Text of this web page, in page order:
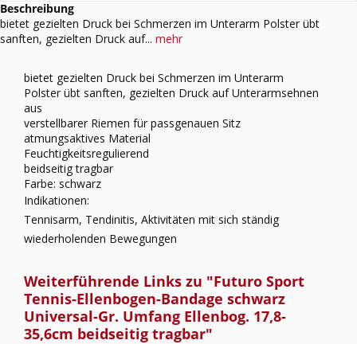
Beschreibung
bietet gezielten Druck bei Schmerzen im Unterarm Polster übt
sanften, gezielten Druck auf... mehr
bietet gezielten Druck bei Schmerzen im Unterarm
Polster übt sanften, gezielten Druck auf Unterarmsehnen
aus
verstellbarer Riemen für passgenauen Sitz
atmungsaktives Material
Feuchtigkeitsregulierend
beidseitig tragbar
Farbe: schwarz
Indikationen:
Tennisarm, Tendinitis, Aktivitäten mit sich ständig
wiederholenden Bewegungen
Weiterführende Links zu "Futuro Sport
Tennis-Ellenbogen-Bandage schwarz
Universal-Gr. Umfang Ellenbog. 17,8-
35,6cm beidseitig tragbar"